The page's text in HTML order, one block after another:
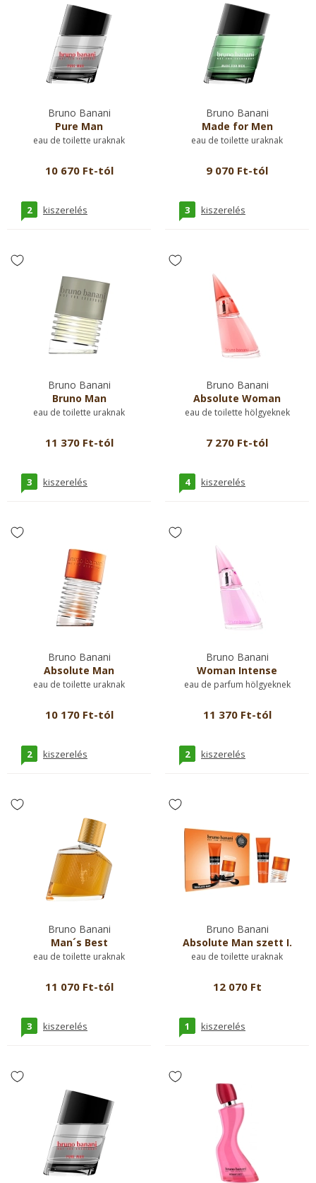
Bruno Banani
Pure Man
eau de toilette uraknak
10 670 Ft-tól
2 kiszerelés
Bruno Banani
Made for Men
eau de toilette uraknak
9 070 Ft-tól
3 kiszerelés
Bruno Banani
Bruno Man
eau de toilette uraknak
11 370 Ft-tól
3 kiszerelés
Bruno Banani
Absolute Woman
eau de toilette hölgyeknek
7 270 Ft-tól
4 kiszerelés
Bruno Banani
Absolute Man
eau de toilette uraknak
10 170 Ft-tól
2 kiszerelés
Bruno Banani
Woman Intense
eau de parfum hölgyeknek
11 370 Ft-tól
2 kiszerelés
Bruno Banani
Man´s Best
eau de toilette uraknak
11 070 Ft-tól
3 kiszerelés
Bruno Banani
Absolute Man szett I.
eau de toilette uraknak
12 070 Ft
1 kiszerelés